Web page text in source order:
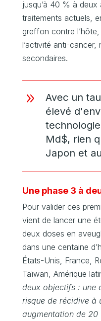
jusqu’à 40 % à
traitements actuels,
greffon contre
l’activité anti-cancer,
secondaires.
9
Avec un
élevé
Md$, rien
Japon et
Une phase 3 à
Pour valider ces
vient de lancer une
deux doses en
dans une centaine
États-Unis, France,
Taïwan, Amérique
deux objectifs : une
risque de récidive à
augmentation de 20